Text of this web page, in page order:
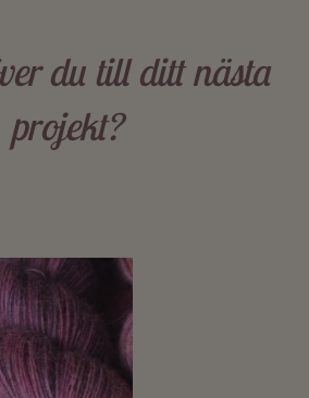
du till ditt nästa
projekt?